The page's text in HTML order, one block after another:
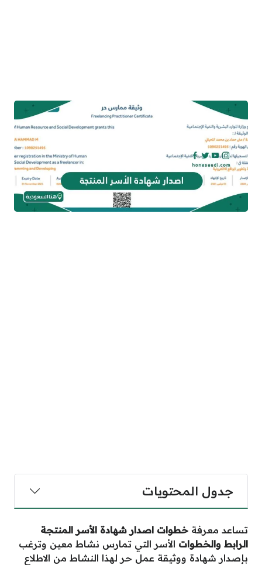
جدول المحتويات
تساعد معرفة خطوات اصدار شهادة الأسر المنتجة
الرابط والخطوات الأسر التي تمارس نشاط معين وترغب
بإصدار شهادة ووثيقة عمل حر لهذا النشاط من الاطلاع